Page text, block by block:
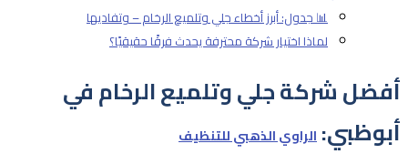
📊 جدول: أبرز أخطاء جلي وتلميع الرخام – وتفاديها
لماذا اختيار شركة محترفة يحدث فرقًا حقيقيًا؟
أفضل شركة جلي وتلميع الرخام في
أبوظبي: الراوي الذهبي للتنظيف